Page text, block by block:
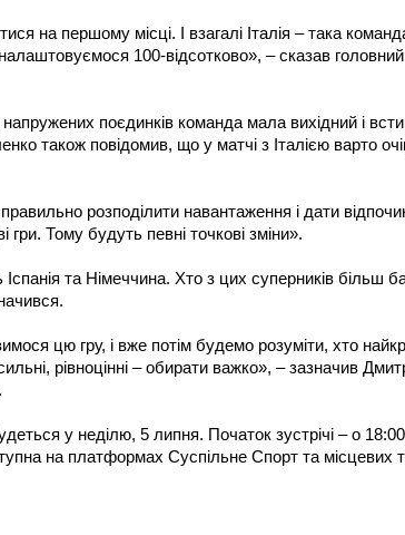
на першому місці. І взагалі Італія – така
100-відсотково», – сказав головний
поєдинків команда мала вихідний і
також повідомив, що у матчі з Італією варто
розподілити навантаження і дати
гри. Тому будуть певні точкові зміни».
та Німеччина. Хто з цих суперників більш
цю гру, і вже потім будемо розуміти, хто
рівноцінні – обирати важко», – зазначив
у неділю, 5 липня. Початок зустрічі – о
на платформах Суспільне Спорт та місцевих